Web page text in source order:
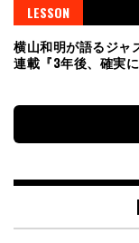
LESSON
横山和明が語るジャ
連載『3年後、確実